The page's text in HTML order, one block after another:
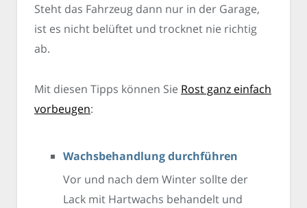
Steht das Fahrzeug dann nur in der Garage,
ist es nicht belüftet und trocknet nie richtig
ab.
Mit diesen Tipps können Sie Rost ganz einfach
vorbeugen:
Wachsbehandlung durchführen
Vor und nach dem Winter sollte der
Lack mit Hartwachs behandelt und